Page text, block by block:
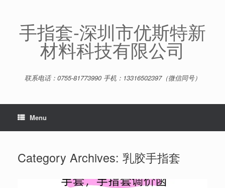
content手指套-深圳市优斯特新
材料科技有限公司
联系电话：0755-81773990 手机：13316502397（微信同号）
Menu
Category Archives: 乳胶手指套